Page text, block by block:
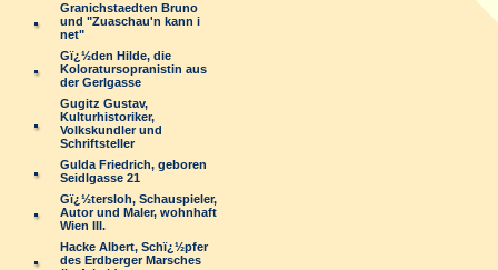
Granichstaedten Bruno
und "Zuaschau'n kann i
net"
Gï¿½den Hilde, die
Koloratursopranistin aus
der Gerlgasse
Gugitz Gustav,
Kulturhistoriker,
Volkskundler und
Schriftsteller
Gulda Friedrich, geboren
Seidlgasse 21
Gï¿½tersloh, Schauspieler,
Autor und Maler, wohnhaft
Wien III.
Hacke Albert, Schï¿½pfer
des Erdberger Marsches